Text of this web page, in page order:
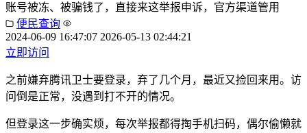
账号被冻、被骗钱了，直接来这举报申诉，官方渠道管用
便民查询
2024-06-09 16:47:07 2026-05-13 02:44:21
立即访问
之前嫌弃腾讯卫士要登录，弃了几个月，最近又捡回来用。访
问倒是正常，没遇到打不开的情况。
但登录这一步确实烦，每次举报都得掏手机扫码，偶尔偷懒就